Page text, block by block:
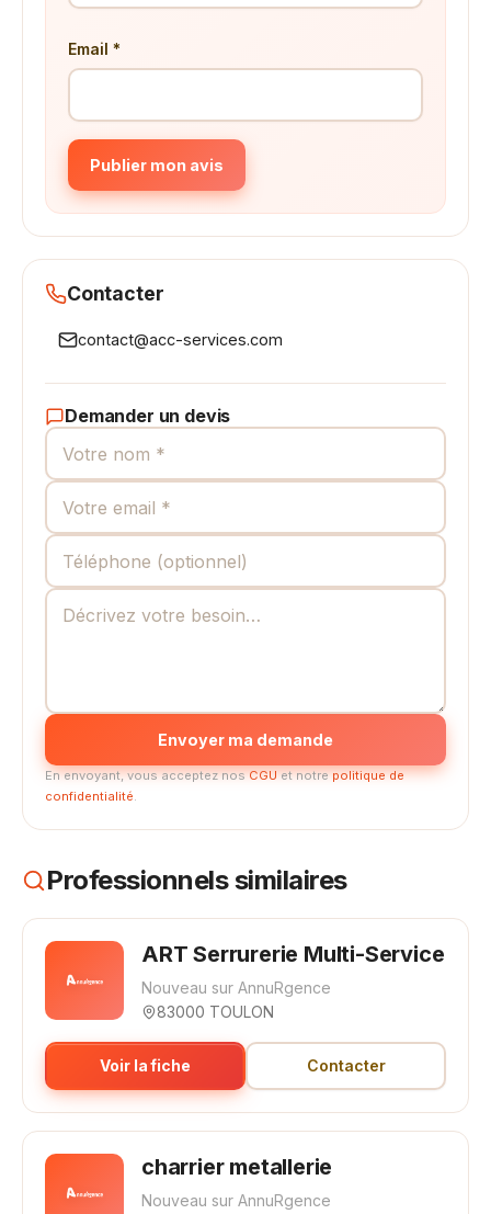
Email *
Publier mon avis
Contacter
contact@acc-services.com
Demander un devis
Envoyer ma demande
En envoyant, vous acceptez nosCGUet notrepolitique de
confidentialité.
Professionnels similaires
ART Serrurerie Multi-Service
Nouveau sur AnnuRgence
83000 TOULON
Voir la fiche Contacter
charrier metallerie
Nouveau sur AnnuRgence